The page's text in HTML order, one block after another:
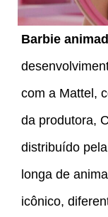
Barbie
com a Mattel,
da produtora,
distribuído
longa de
icônico,